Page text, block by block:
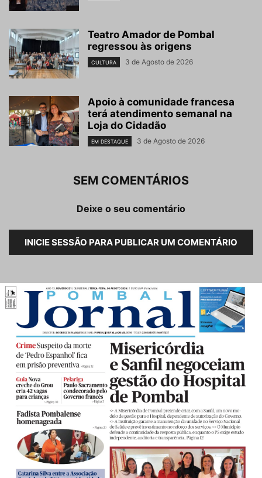
Teatro Amador de Pombal
regressou às origens
CULTURA 3 de Agosto de 2026
Apoio à comunidade francesa
terá atendimento semanal na
Loja do Cidadão
EM DESTAQUE 3 de Agosto de 2026
SEM COMENTÁRIOS
Deixe o seu comentário
INICIE SESSÃO PARA PUBLICAR UM COMENTÁRIO